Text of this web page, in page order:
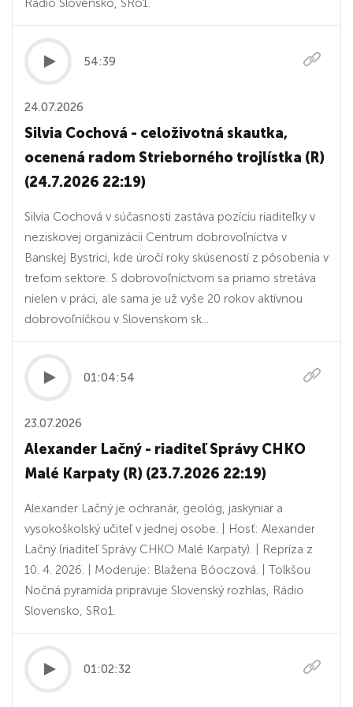
Rádio Slovensko, SRo1.
54:39
24.07.2026
Silvia Cochová - celoživotná skautka,
ocenená radom Strieborného trojlístka (R)
(24.7.2026 22:19)
Silvia Cochová v súčasnosti zastáva pozíciu riaditeľky v
neziskovej organizácii Centrum dobrovoľníctva v
Banskej Bystrici, kde úročí roky skúseností z pôsobenia v
treťom sektore. S dobrovoľníctvom sa priamo stretáva
nielen v práci, ale sama je už vyše 20 rokov aktívnou
dobrovoľníčkou v Slovenskom sk...
01:04:54
23.07.2026
Alexander Lačný - riaditeľ Správy CHKO
Malé Karpaty (R) (23.7.2026 22:19)
Alexander Lačný je ochranár, geológ, jaskyniar a
vysokoškolský učiteľ v jednej osobe. | Hosť: Alexander
Lačný (riaditeľ Správy CHKO Malé Karpaty). | Repríza z
10. 4. 2026. | Moderuje: Blažena Bóoczová. | Tolkšou
Nočná pyramída pripravuje Slovenský rozhlas, Rádio
Slovensko, SRo1.
01:02:32